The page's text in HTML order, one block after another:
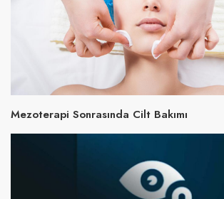
Mezoterapi Sonrasında Cilt Bakımı